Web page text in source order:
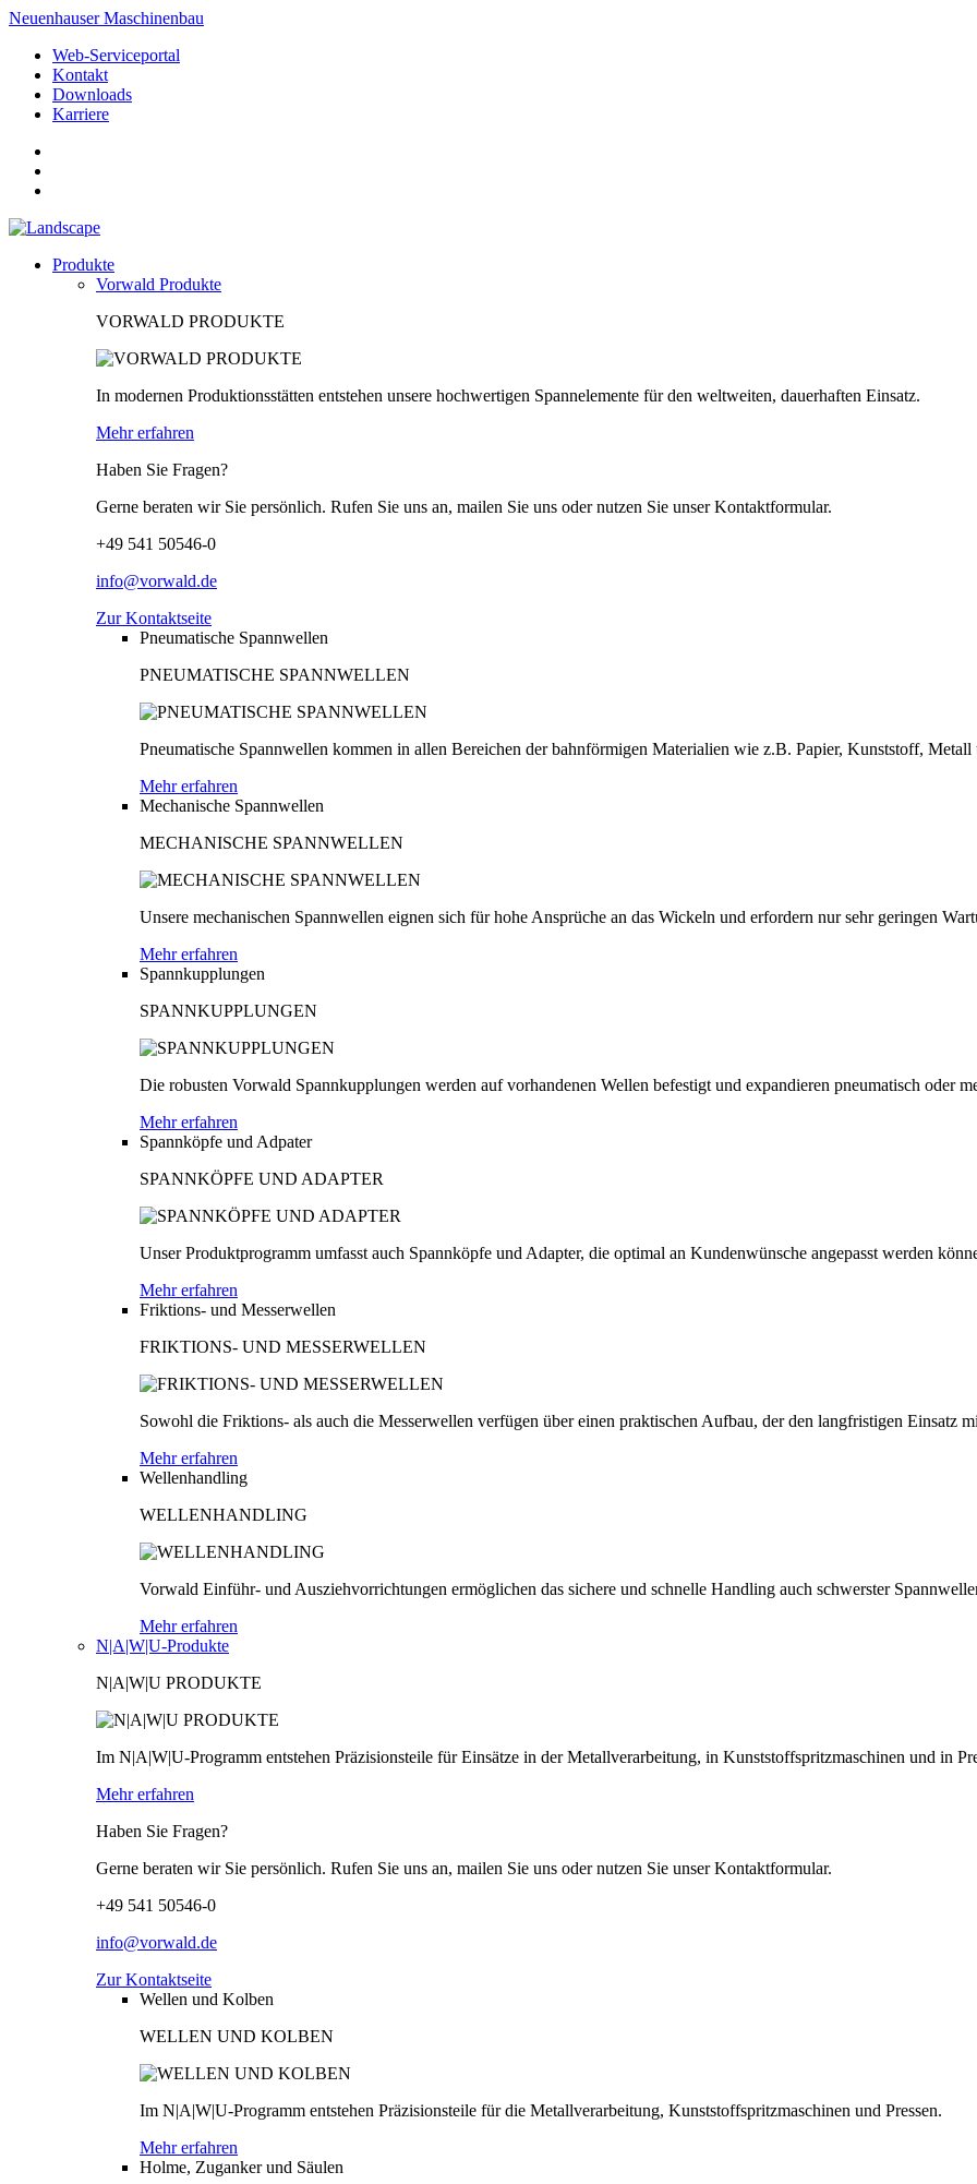
Neuenhauser Maschinenbau
Web-Serviceportal
Kontakt
Downloads
Karriere
Produkte
Vorwald Produkte
VORWALD PRODUKTE
In modernen Produktionsstätten entstehen unsere hochwertigen Spannelemente für den weltweiten, dauerhaften Einsatz.
Mehr erfahren
Haben Sie Fragen?
Gerne beraten wir Sie persönlich. Rufen Sie uns an, mailen Sie uns oder nutzen Sie unser Kontaktformular.
+49 541 50546-0
info@vorwald.de
Zur Kontaktseite
Pneumatische Spannwellen
PNEUMATISCHE SPANNWELLEN
Pneumatische Spannwellen kommen in allen Bereichen der bahnförmigen Materialien wie z.B. Papier, Kunststoff,
Mehr erfahren
Mechanische Spannwellen
MECHANISCHE SPANNWELLEN
Unsere mechanischen Spannwellen eignen sich für hohe Ansprüche an das Wickeln und erfordern nur sehr geringen
Mehr erfahren
Spannkupplungen
SPANNKUPPLUNGEN
Die robusten Vorwald Spannkupplungen werden auf vorhandenen Wellen befestigt und expandieren pneumatisch oder
Mehr erfahren
Spannköpfe und Adpater
SPANNKÖPFE UND ADAPTER
Unser Produktprogramm umfasst auch Spannköpfe und Adapter, die optimal an Kundenwünsche angepasst werden
Mehr erfahren
Friktions- und Messerwellen
FRIKTIONS- UND MESSERWELLEN
Sowohl die Friktions- als auch die Messerwellen verfügen über einen praktischen Aufbau, der den langfristigen Einsatz
Mehr erfahren
Wellenhandling
WELLENHANDLING
Vorwald Einführ- und Ausziehvorrichtungen ermöglichen das sichere und schnelle Handling auch schwerster
Mehr erfahren
N|A|W|U-Produkte
N|A|W|U PRODUKTE
Im N|A|W|U-Programm entstehen Präzisionsteile für Einsätze in der Metallverarbeitung, in Kunststoffspritzmaschinen und in
Mehr erfahren
Haben Sie Fragen?
Gerne beraten wir Sie persönlich. Rufen Sie uns an, mailen Sie uns oder nutzen Sie unser Kontaktformular.
+49 541 50546-0
info@vorwald.de
Zur Kontaktseite
Wellen und Kolben
WELLEN UND KOLBEN
Im N|A|W|U-Programm entstehen Präzisionsteile für die Metallverarbeitung, Kunststoffspritzmaschinen und Pressen.
Mehr erfahren
Holme, Zuganker und Säulen